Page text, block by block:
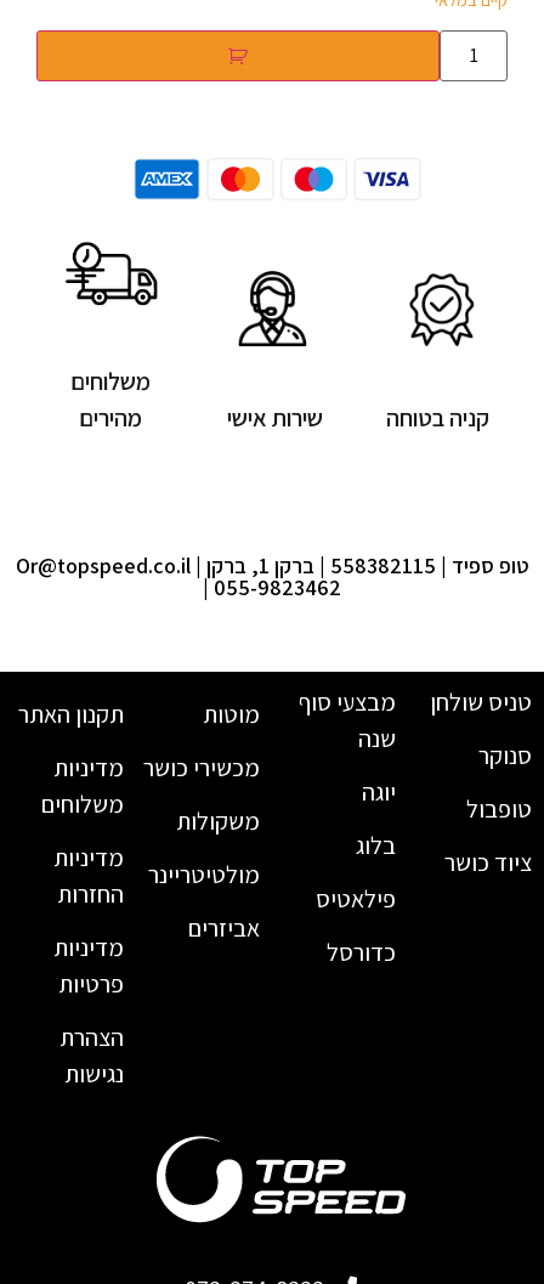
קניה בטוחה שירות אישי
משלוחים
מהירים
טופ ספיד | 558382115 | ברקן 1, ברקן | Or@topspeed.co.il
| 055-9823462
טניס שולחן
סנוקר
טופבול
ציוד כושר
מבצעי סוף
שנה
יוגה
בלוג
פילאטיס
כדורסל
מוטות
מכשירי כושר
משקולות
מולטיטריינר
אביזרים
תקנון האתר
מדיניות
משלוחים
מדיניות
החזרות
מדיניות
פרטיות
הצהרת
נגישות